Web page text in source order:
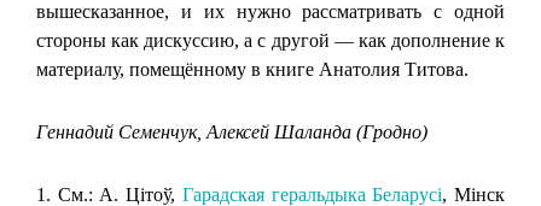
вышесказанное, и их нужно рассматривать с одной
стороны как дискуссию, а с другой — как дополнение к
материалу, помещённому в книге Анатолия Титова.
Геннадий Семенчук, Алексей Шаланда (Гродно)
1. См.: А. Цітоў, Гарадская геральдыка Беларусі, Мінск